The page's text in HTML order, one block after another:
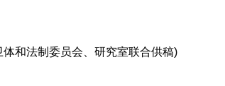
体和法制委员会、研究室联合供稿)